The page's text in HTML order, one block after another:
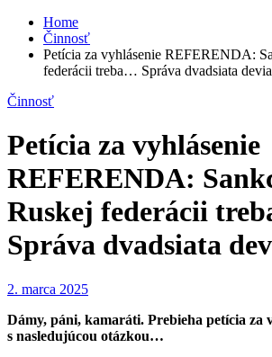
Home
Činnosť
Petícia za vyhlásenie REFERENDA:
federácii treba… Správa dvadsiata
Činnosť
Petícia za vyhlásenie
REFERENDA:
Ruskej federácii
Správa dvadsiata
2. marca 2025
Dámy, páni, kamaráti. Prebieha petícia za
s nasledujúcou otázkou…